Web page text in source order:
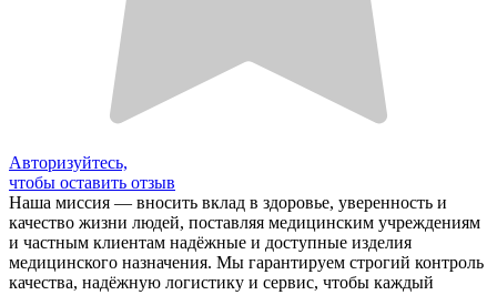
Авторизуйтесь,
чтобы оставить отзыв
Наша миссия — вносить вклад в здоровье, уверенность и
качество жизни людей, поставляя медицинским учреждениям
и частным клиентам надёжные и доступные изделия
медицинского назначения. Мы гарантируем строгий контроль
качества, надёжную логистику и сервис, чтобы каждый